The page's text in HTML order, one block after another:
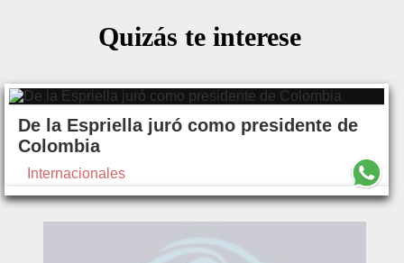
Quizás te interese
De la Espriella juró como presidente de
Colombia
Internacionales